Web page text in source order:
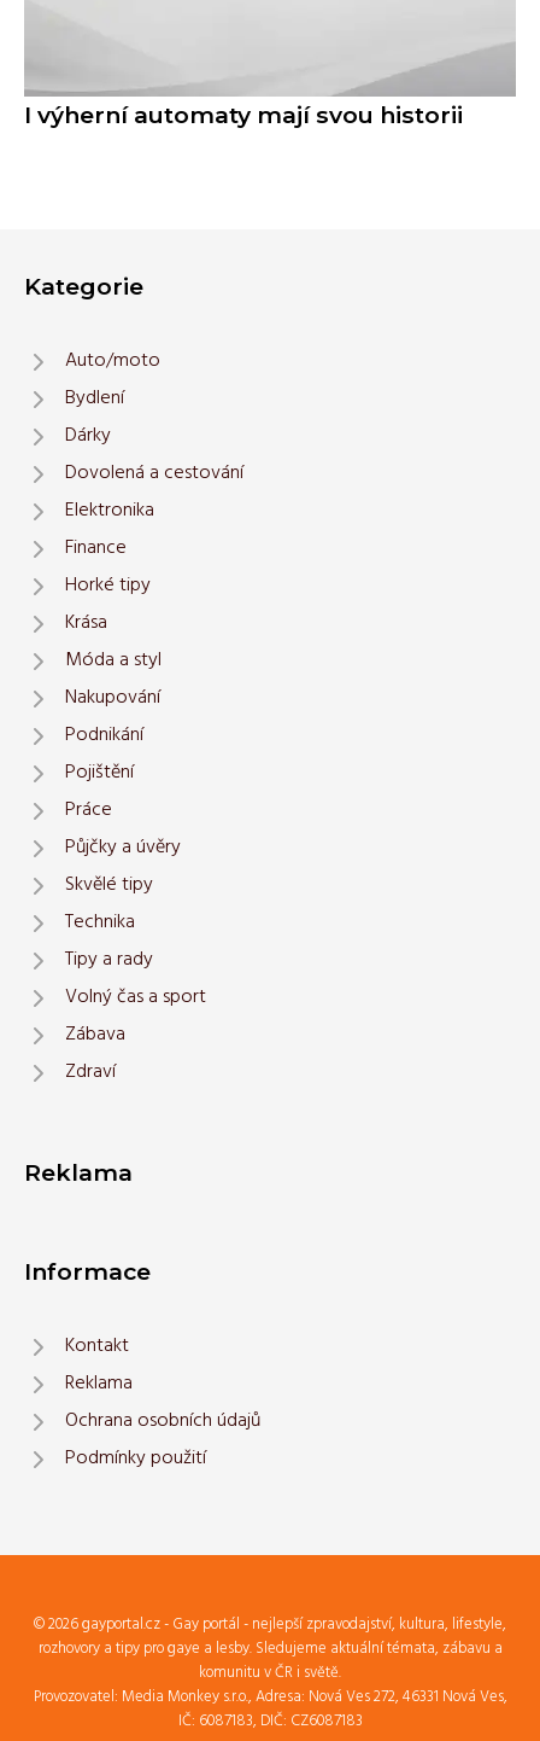
I výherní automaty mají svou historii
Kategorie
Auto/moto
Bydlení
Dárky
Dovolená a cestování
Elektronika
Finance
Horké tipy
Krása
Móda a styl
Nakupování
Podnikání
Pojištění
Práce
Půjčky a úvěry
Skvělé tipy
Technika
Tipy a rady
Volný čas a sport
Zábava
Zdraví
Reklama
Informace
Kontakt
Reklama
Ochrana osobních údajů
Podmínky použití
© 2026 gayportal.cz - Gay portál - nejlepší zpravodajství, kultura, lifestyle,
rozhovory a tipy pro gaye a lesby. Sledujeme aktuální témata, zábavu a
komunitu v ČR i světě.
Provozovatel: Media Monkey s.r.o., Adresa: Nová Ves 272, 46331 Nová Ves,
IČ: 6087183, DIČ: CZ6087183